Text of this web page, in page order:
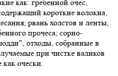
как: гребенной очес,
короткие волокна,
рвань холстов и ленты,
прочеса; сорно-
отходы, собранные в
при чистке валиков
очески.